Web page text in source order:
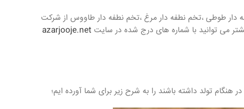
دار طوطی ،تخم نطفه دار مرغ ،تخم نطفه دار طاووس از شرکت
می توانید با شماره های درج شده در سایت azarjooje.net
تولد داشته باشند را به شرح زیر برای شما آورده ایم؛